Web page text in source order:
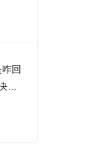
回
步